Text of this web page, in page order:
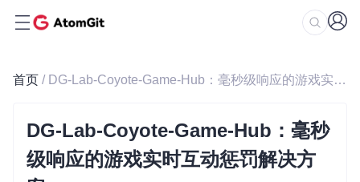
首页 / DG-Lab-Coyote-Game-Hub：毫秒级响应的游戏实时互动惩罚解决方案
DG-Lab-Coyote-Game-Hub：毫秒
级响应的游戏实时互动惩罚解决方